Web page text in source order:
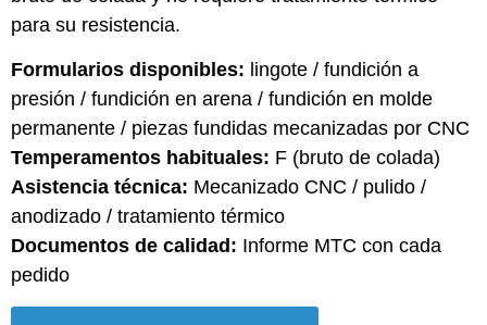
para su resistencia.
Formularios disponibles: lingote / fundición a
presión / fundición en arena / fundición en molde
permanente / piezas fundidas mecanizadas por CNC
Temperamentos habituales: F (bruto de colada)
Asistencia técnica: Mecanizado CNC / pulido /
anodizado / tratamiento térmico
Documentos de calidad: Informe MTC con cada
pedido